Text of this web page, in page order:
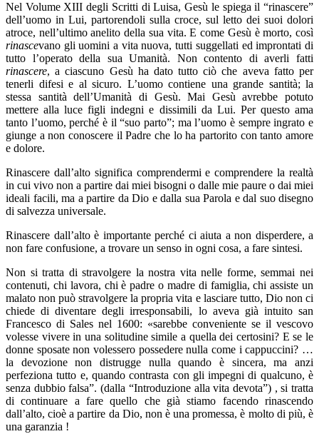
Nel Volume XIII degli Scritti di Luisa, Gesù le spiega il “rinascere”
dell’uomo in Lui, partorendoli sulla croce, sul letto dei suoi dolori
atroce, nell’ultimo anelito della sua vita. E come Gesù è morto, così
rinascevano gli uomini a vita nuova, tutti suggellati ed improntati di
tutto l’operato della sua Umanità. Non contento di averli fatti
rinascere, a ciascuno Gesù ha dato tutto ciò che aveva fatto per
tenerli difesi e al sicuro. L’uomo contiene una grande santità; la
stessa santità dell’Umanità di Gesù. Mai Gesù avrebbe potuto
mettere alla luce figli indegni e dissimili da Lui. Per questo ama
tanto l’uomo, perché è il “suo parto”; ma l’uomo è sempre ingrato e
giunge a non conoscere il Padre che lo ha partorito con tanto amore
e dolore.
Rinascere dall’alto significa comprendermi e comprendere la realtà
in cui vivo non a partire dai miei bisogni o dalle mie paure o dai miei
ideali facili, ma a partire da Dio e dalla sua Parola e dal suo disegno
di salvezza universale.
Rinascere dall’alto è importante perché ci aiuta a non disperdere, a
non fare confusione, a trovare un senso in ogni cosa, a fare sintesi.
Non si tratta di stravolgere la nostra vita nelle forme, semmai nei
contenuti, chi lavora, chi è padre o madre di famiglia, chi assiste un
malato non può stravolgere la propria vita e lasciare tutto, Dio non ci
chiede di diventare degli irresponsabili, lo aveva già intuito san
Francesco di Sales nel 1600: «sarebbe conveniente se il vescovo
volesse vivere in una solitudine simile a quella dei certosini? E se le
donne sposate non volessero possedere nulla come i cappuccini? …
la devozione non distrugge nulla quando è sincera, ma anzi
perfeziona tutto e, quando contrasta con gli impegni di qualcuno, è
senza dubbio falsa”. (dalla “Introduzione alla vita devota”) , si tratta
di continuare a fare quello che già stiamo facendo rinascendo
dall’alto, cioè a partire da Dio, non è una promessa, è molto di più, è
una garanzia !